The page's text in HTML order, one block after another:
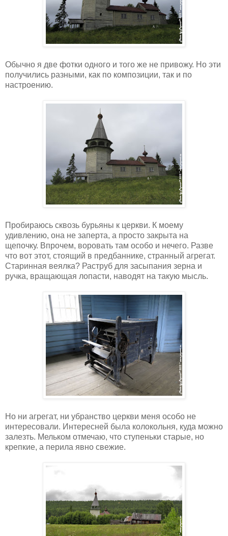
Обычно я две фотки одного и того же не привожу. Но эти
получились разными, как по композиции, так и по
настроению.
Пробираюсь сквозь бурьяны к церкви. К моему
удивлению, она не заперта, а просто закрыта на
щепочку. Впрочем, воровать там особо и нечего. Разве
что вот этот, стоящий в предбаннике, странный агрегат.
Старинная веялка? Раструб для засыпания зерна и
ручка, вращающая лопасти, наводят на такую мысль.
Но ни агрегат, ни убранство церкви меня особо не
интересовали. Интересней была колокольня, куда можно
залезть. Мельком отмечаю, что ступеньки старые, но
крепкие, а перила явно свежие.